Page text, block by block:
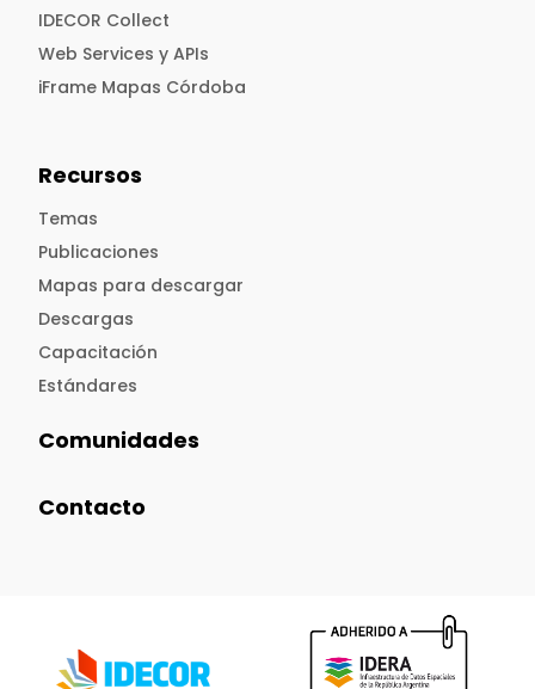
IDECOR Collect
Web Services y APIs
iFrame Mapas Córdoba
Recursos
Temas
Publicaciones
Mapas para descargar
Descargas
Capacitación
Estándares
Comunidades
Contacto